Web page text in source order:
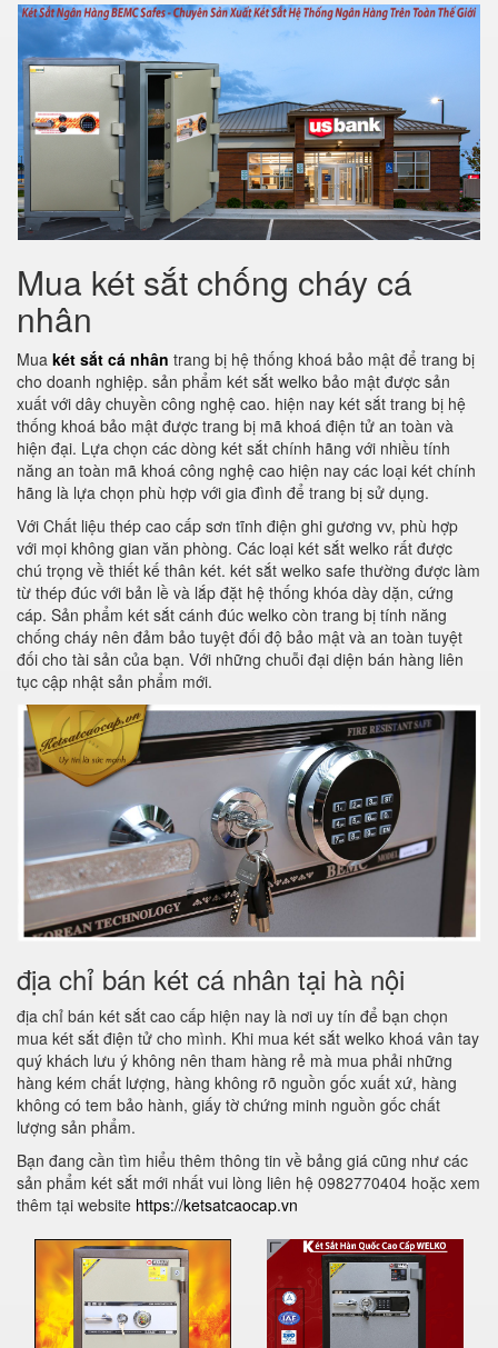
Mua két sắt chống cháy cá
nhân
Mua két sắt cá nhân trang bị hệ thống khoá bảo mật để trang bị
cho doanh nghiệp. sản phẩm két sắt welko bảo mật được sản
xuất với dây chuyền công nghệ cao. hiện nay két sắt trang bị hệ
thống khoá bảo mật được trang bị mã khoá điện tử an toàn và
hiện đại. Lựa chọn các dòng két sắt chính hãng với nhiều tính
năng an toàn mã khoá công nghệ cao hiện nay các loại két chính
hãng là lựa chọn phù hợp với gia đình để trang bị sử dụng.
Với Chất liệu thép cao cấp sơn tĩnh điện ghi gương vv, phù hợp
với mọi không gian văn phòng. Các loại két sắt welko rất được
chú trọng về thiết kế thân két. két sắt welko safe thường được làm
từ thép đúc với bản lề và lắp đặt hệ thống khóa dày dặn, cứng
cáp. Sản phẩm két sắt cánh đúc welko còn trang bị tính năng
chống cháy nên đảm bảo tuyệt đối độ bảo mật và an toàn tuyệt
đối cho tài sản của bạn. Với những chuỗi đại diện bán hàng liên
tục cập nhật sản phẩm mới.
địa chỉ bán két cá nhân tại hà nội
địa chỉ bán két sắt cao cấp hiện nay là nơi uy tín để bạn chọn
mua két sắt điện tử cho mình. Khi mua két sắt welko khoá vân tay
quý khách lưu ý không nên tham hàng rẻ mà mua phải những
hàng kém chất lượng, hàng không rõ nguồn gốc xuất xứ, hàng
không có tem bảo hành, giấy tờ chứng minh nguồn gốc chất
lượng sản phẩm.
Bạn đang cần tìm hiểu thêm thông tin về bảng giá cũng như các
sản phẩm két sắt mới nhất vui lòng liên hệ 0982770404 hoặc xem
thêm tại website https://ketsatcaocap.vn